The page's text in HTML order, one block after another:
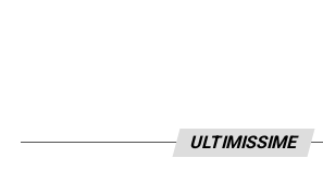
ULTIMISSIME